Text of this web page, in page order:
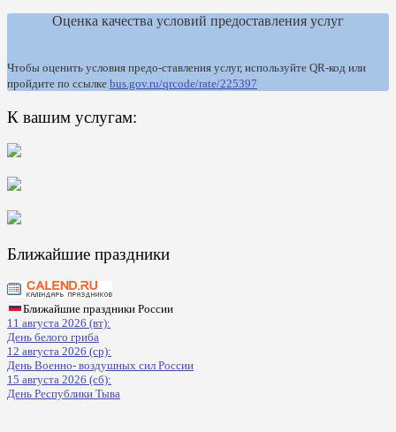
Оценка качества условий предоставления услуг
Чтобы оценить условия предо-ставления услуг, используйте QR-код или
пройдите по ссылке bus.gov.ru/qrcode/rate/225397
К вашим услугам:
Ближайшие праздники
Ближайшие праздники России
11 августа 2026 (вт):
День белого гриба
12 августа 2026 (ср):
День Военно- воздушных сил России
15 августа 2026 (сб):
День Республики Тыва